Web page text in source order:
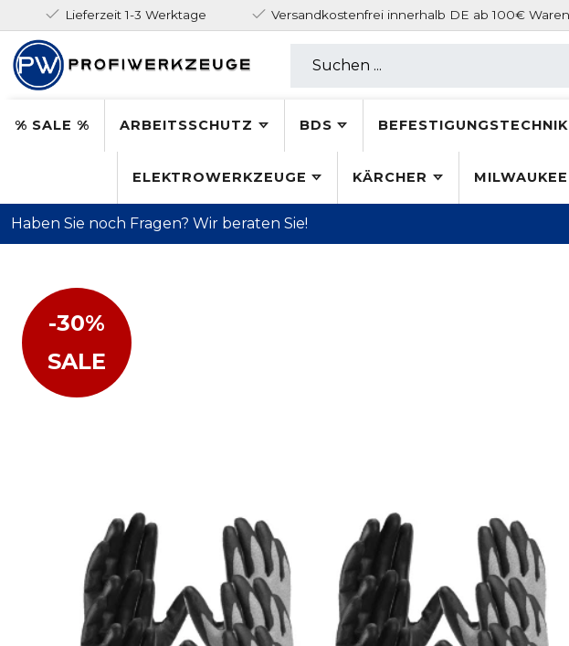
Lieferzeit 1-3 Werktage Versandkostenfrei innerhalb DE ab 100€
% SALE % ARBEITSSCHUTZ BDS BEFESTIGUNGSTECHNIK
ELEKTROWERKZEUGE KÄRCHER MILWAUKEE
Haben Sie noch Fragen? Wir beraten Sie!
-30%
SALE